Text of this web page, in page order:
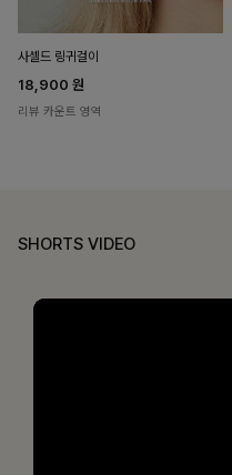
사셀드 링귀걸이
18,900 원
리뷰 카운트 영역
SHORTS VIDEO